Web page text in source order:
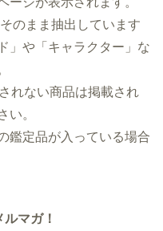
のまま抽出しています
」や「キャラクター」な
れない商品は掲載され
い。
鑑定品が入っている場合
マガ！